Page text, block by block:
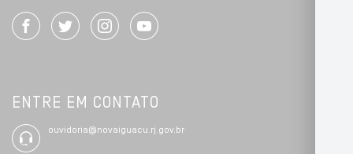
ENTRE EM CONTATO
ouvidoria@novaiguacu.rj.gov.br